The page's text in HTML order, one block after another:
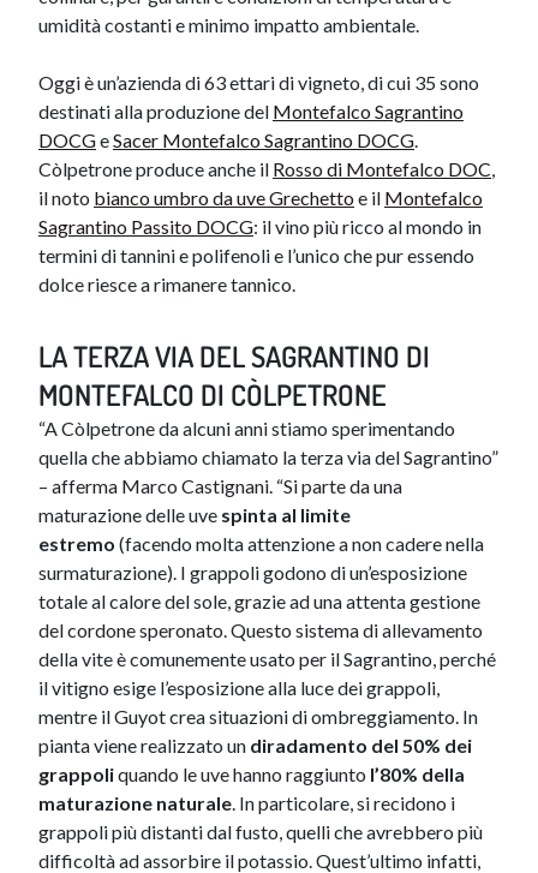
umidità costanti e minimo impatto ambientale.
Oggi è un’azienda di 63 ettari di vigneto, di cui 35 sono
destinati alla produzione del Montefalco Sagrantino
DOCGeSacer Montefalco Sagrantino DOCG.
Còlpetrone produce anche il Rosso di Montefalco DOC,
il noto bianco umbro da uve Grechetto e il Montefalco
Sagrantino Passito DOCG: il vino più ricco al mondo in
termini di tannini ​e polifenoli e l’unico che pur essendo
dolce riesce a rimanere tannico.
LA TERZA VIA DEL SAGRANTINO DI
MONTEFALCO DI CÒLPETRONE
“A Còlpetrone da alcuni anni stiamo sperimentando
quella che abbiamo chiamato la terza via del Sagrantino”
– afferma Marco Castignani. “Si parte da una
maturazione delle uve spinta al limite
estremo (facendo molta attenzione a non cadere nella
surmaturazione). I grappoli godono di un’esposizione
totale al calore del sole, grazie ad una attenta gestione
del cordone speronato. Questo sistema di allevamento
della vite è comunemente usato per il Sagrantino, perché
il vitigno esige l’esposizione alla luce dei grappoli,
mentre il Guyot crea situazioni di ombreggiamento. In
pianta viene realizzato un diradamento del 50% dei
grappoliquando le uve hanno raggiunto l’80% della
maturazione naturale. In particolare, si recidono i
grappoli più distanti dal fusto, quelli che avrebbero più
difficoltà ad assorbire il potassio. Quest’ultimo infatti,